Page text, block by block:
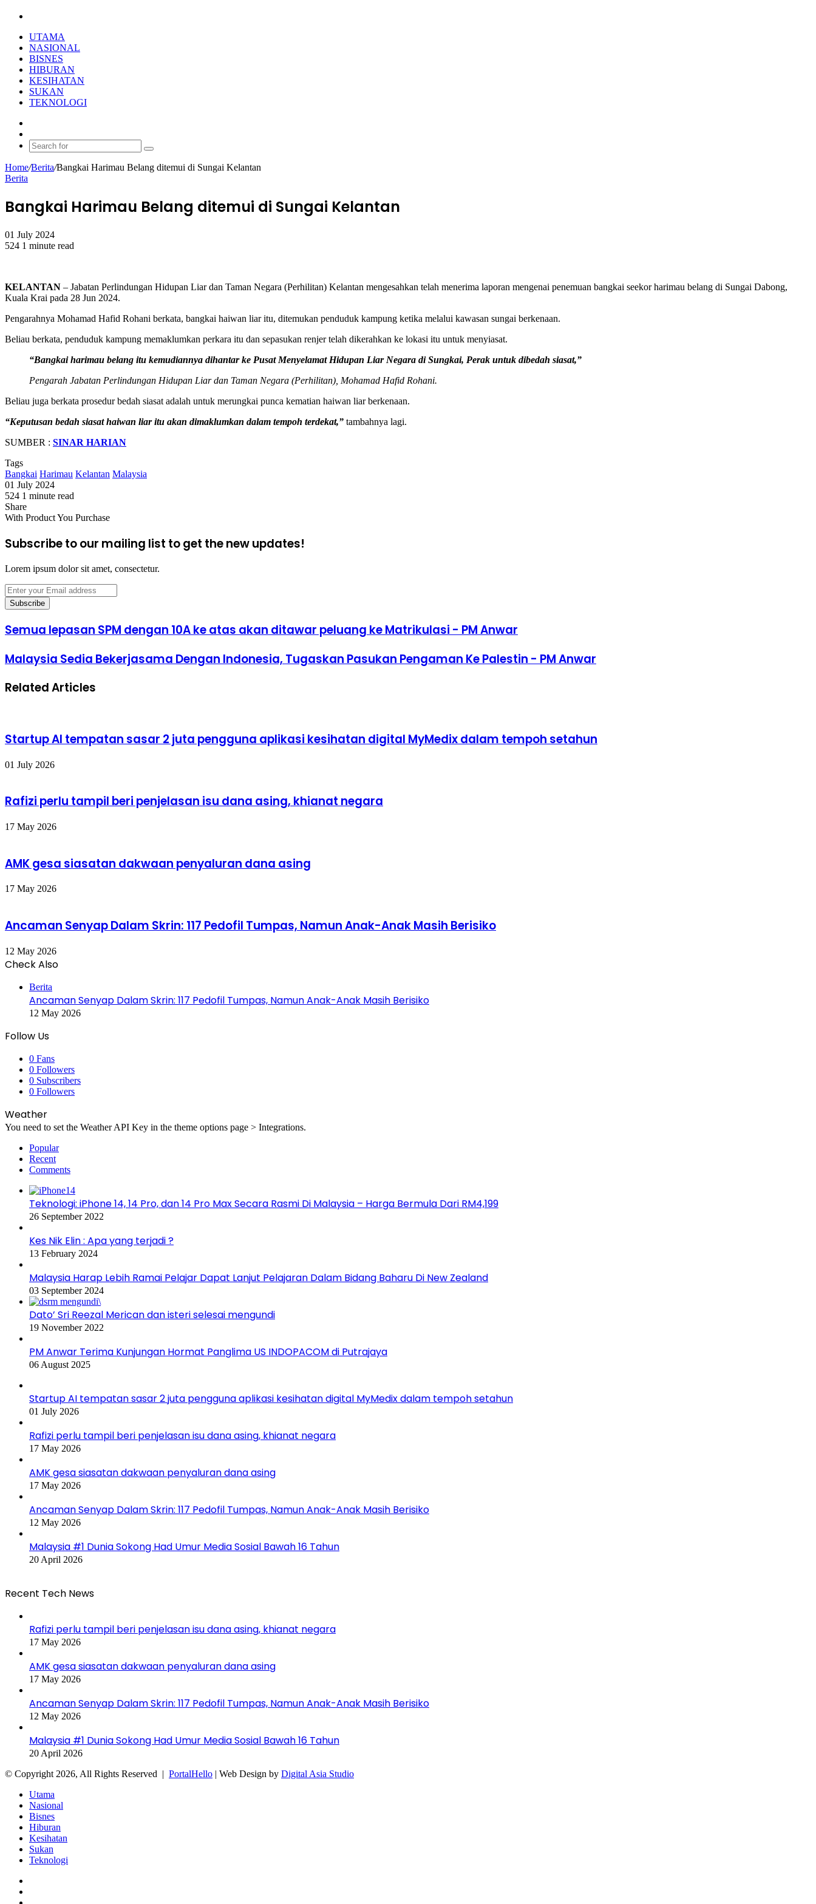
UTAMA
NASIONAL
BISNES
HIBURAN
KESIHATAN
SUKAN
TEKNOLOGI
skin
Search
Home/Berita/Bangkai Harimau Belang ditemui di Sungai Kelantan
Berita
Bangkai Harimau Belang ditemui di Sungai Kelantan
01 July 2024
524 1 minute read
KELANTAN – Jabatan Perlindungan Hidupan Liar dan Taman Negara (Perhilitan) Kelantan mengesahkan telah menerima laporan mengenai penemuan bangkai seekor harimau belang di Sungai Dabong,
Kuala Krai pada 28 Jun 2024.
Pengarahnya Mohamad Hafid Rohani berkata, bangkai haiwan liar itu, ditemukan penduduk kampung ketika melalui kawasan sungai berkenaan.
Beliau berkata, penduduk kampung memaklumkan perkara itu dan sepasukan renjer telah dikerahkan ke lokasi itu untuk menyiasat.
“Bangkai harimau belang itu kemudiannya dihantar ke Pusat Menyelamat Hidupan Liar Negara di Sungkai, Perak untuk dibedah siasat,”
Pengarah Jabatan Perlindungan Hidupan Liar dan Taman Negara (Perhilitan), Mohamad Hafid Rohani.
Beliau juga berkata prosedur bedah siasat adalah untuk merungkai punca kematian haiwan liar berkenaan.
“Keputusan bedah siasat haiwan liar itu akan dimaklumkan dalam tempoh terdekat,” tambahnya lagi.
SUMBER : SINAR HARIAN
Tags
Bangkai Harimau Kelantan Malaysia
01 July 2024
524 1 minute read
Facebook
X
LinkedIn
Tumblr
Pinterest
Reddit
VKontakte
Odnoklassniki
Pocket
Share
Facebook
X
LinkedIn
Tumblr
Pinterest
Reddit
VKontakte
Odnoklassniki
Pocket
Share
Email
Print
With Product You Purchase
Subscribe to our mailing list to get the new updates!
Lorem ipsum dolor sit amet, consectetur.
Enter
your
Email
Semua
lepasan
dengan
atas
ke
Matrikulasi
PM
Semua lepasan SPM dengan 10A ke atas akan ditawar peluang ke Matrikulasi - PM Anwar
Malaysia
Sedia
Dengan
Ke
-
Malaysia Sedia Bekerjasama Dengan Indonesia, Tugaskan Pasukan Pengaman Ke Palestin - PM Anwar
Related Articles
Startup AI tempatan sasar 2 juta pengguna aplikasi kesihatan digital MyMedix dalam tempoh setahun
01 July 2026
Rafizi perlu tampil beri penjelasan isu dana asing, khianat negara
17 May 2026
AMK gesa siasatan dakwaan penyaluran dana asing
17 May 2026
Ancaman Senyap Dalam Skrin: 117 Pedofil Tumpas, Namun Anak-Anak Masih Berisiko
12 May 2026
Check Also
Berita
Ancaman Senyap Dalam Skrin: 117 Pedofil Tumpas, Namun Anak-Anak Masih Berisiko
12 May 2026
Follow Us
0 Fans
0 Followers
0 Subscribers
0 Followers
Weather
You need to set the Weather API Key in the theme options page > Integrations.
Popular
Recent
Comments
Teknologi: iPhone 14, 14 Pro, dan 14 Pro Max Secara Rasmi Di Malaysia – Harga Bermula Dari RM4,199
26 September 2022
Kes Nik Elin : Apa yang terjadi ?
13 February 2024
Malaysia Harap Lebih Ramai Pelajar Dapat Lanjut Pelajaran Dalam Bidang Baharu Di New Zealand
03 September 2024
Dato’ Sri Reezal Merican dan isteri selesai mengundi
19 November 2022
PM Anwar Terima Kunjungan Hormat Panglima US INDOPACOM di Putrajaya
06 August 2025
Startup AI tempatan sasar 2 juta pengguna aplikasi kesihatan digital MyMedix dalam tempoh setahun
01 July 2026
Rafizi perlu tampil beri penjelasan isu dana asing, khianat negara
17 May 2026
AMK gesa siasatan dakwaan penyaluran dana asing
17 May 2026
Ancaman Senyap Dalam Skrin: 117 Pedofil Tumpas, Namun Anak-Anak Masih Berisiko
12 May 2026
Malaysia #1 Dunia Sokong Had Umur Media Sosial Bawah 16 Tahun
20 April 2026
Recent Tech News
Rafizi perlu tampil beri penjelasan isu dana asing, khianat negara
17 May 2026
AMK gesa siasatan dakwaan penyaluran dana asing
17 May 2026
Ancaman Senyap Dalam Skrin: 117 Pedofil Tumpas, Namun Anak-Anak Masih Berisiko
12 May 2026
Malaysia #1 Dunia Sokong Had Umur Media Sosial Bawah 16 Tahun
20 April 2026
© Copyright 2026, All Rights Reserved | PortalHello | Web Design by Digital Asia Studio
Utama
Nasional
Bisnes
Hiburan
Kesihatan
Sukan
Teknologi